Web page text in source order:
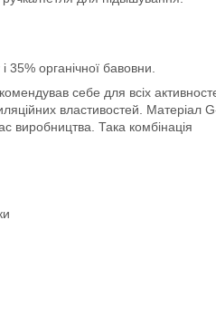
органічної бавовни.
себе для всіх
властивостей. Матеріал
виробництва. Така комбінація